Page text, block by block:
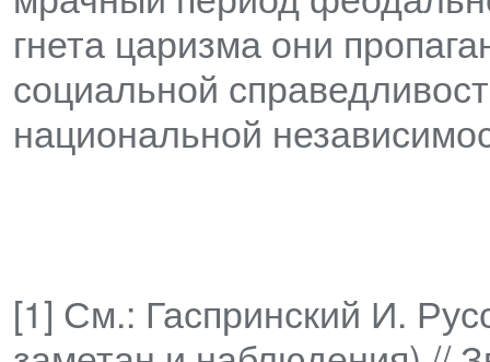
гнета царизма они
социальной
национальной
[1] См.: Гаспринский И.